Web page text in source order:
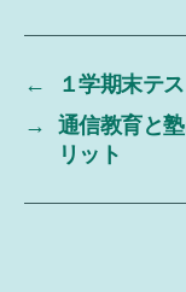
←
１学期末テ
→
通信教育と
リット